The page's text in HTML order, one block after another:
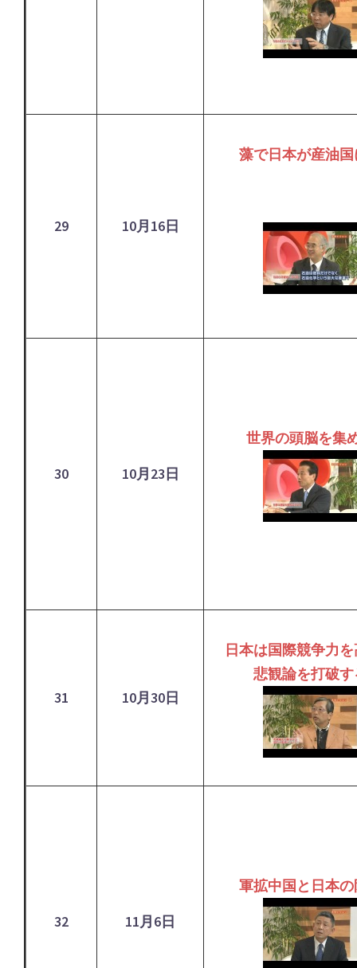
29 10月16日
藻で日本が産油
30 10月23日
世界の頭脳を集
31 10月30日
日本は国際競争力
悲観論を打破
32 11月6日
軍拡中国と日本